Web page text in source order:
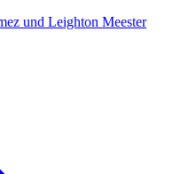
und Leighton Meester